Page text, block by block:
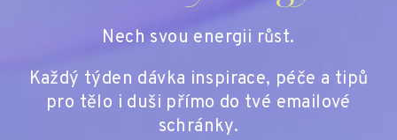
Nech svou energii růst.
Každý týden dávka inspirace, péče a tipů
pro tělo i duši přímo do tvé emailové
schránky.